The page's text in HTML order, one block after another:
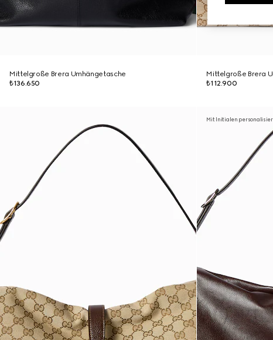
Mittelgroße Brera Umhängetasche
₺136.650
Mittelgroße Brera
₺112.900
Mit Initialen